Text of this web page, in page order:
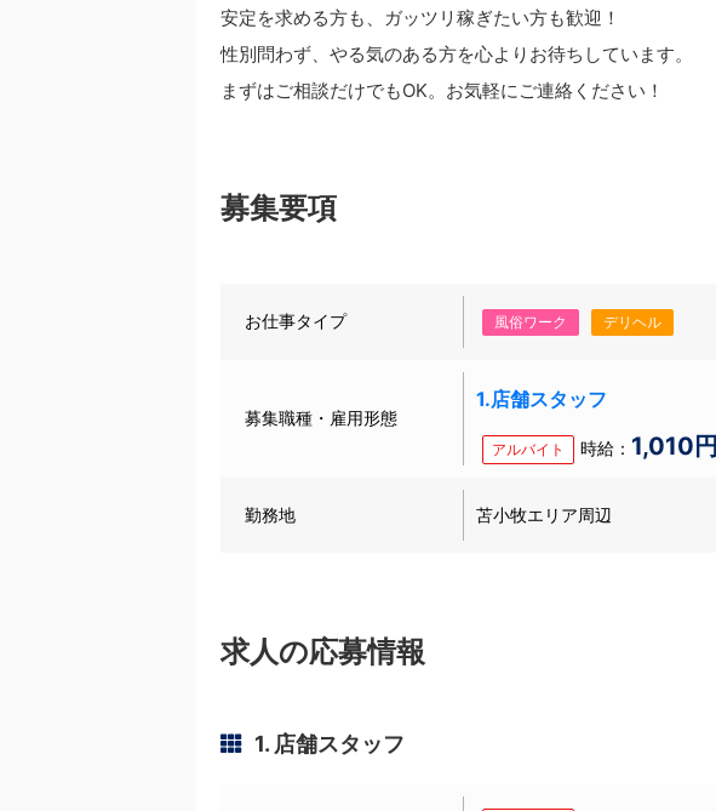
安定を求める方も、ガッツリ稼ぎたい方も歓迎！
性別問わず、やる気のある方を心よりお待ちしています。
まずはご相談だけでもOK。お気軽にご連絡ください！
募集要項
お仕事タイプ 風俗ワーク デリヘル
募集職種・雇用形態
1.店舗スタッフ
アルバイト 時給： 1,010円
勤務地 苫小牧エリア周辺
求人の応募情報
1. 店舗スタッフ